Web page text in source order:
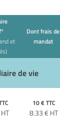
et
Dont frais de
mandat
de vie
10€ TTC
8.33€ HT